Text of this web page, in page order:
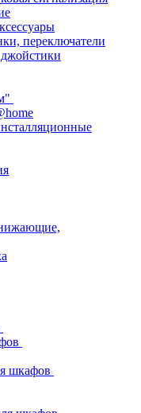
переключатели
шкафов